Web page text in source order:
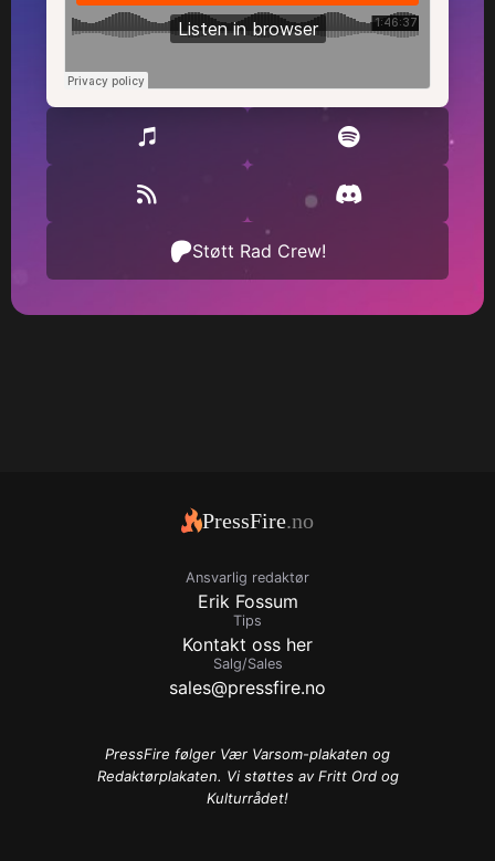
Støtt Rad Crew!
PressFire.no
Ansvarlig redaktør
Erik Fossum
Tips
Kontakt oss her
Salg/Sales
sales@pressfire.no
PressFire følger Vær Varsom-plakaten og
Redaktørplakaten. Vi støttes av Fritt Ord og
Kulturrådet!